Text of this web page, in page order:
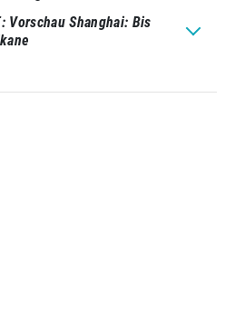
Vorschau Shanghai: Bis